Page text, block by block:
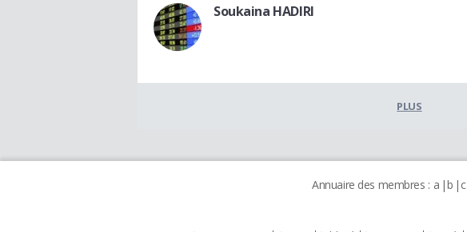
Soukaina HADIRI
PLUS
Annuaire des membres : a b c